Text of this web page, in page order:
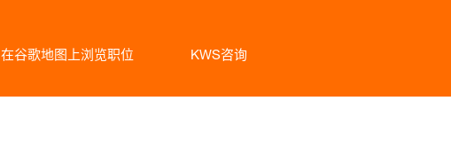
在谷歌地图上浏览职位 KWS咨询